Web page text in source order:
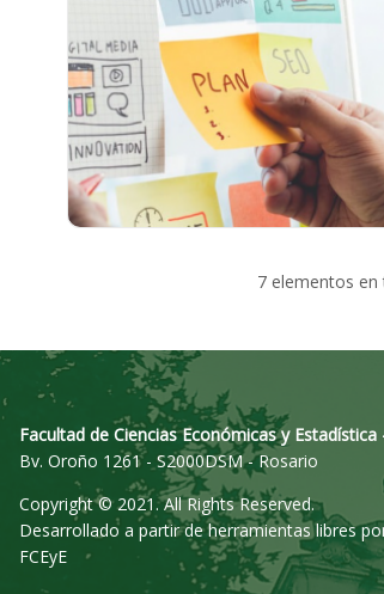
7 elementos en
Facultad de Ciencias Económicas y
Bv. Oroño 1261 - S2000DSM - Rosario
Copyright © 2021. All Rights Reserved.
Desarrollado a partir de herramientas libres
FCEyE